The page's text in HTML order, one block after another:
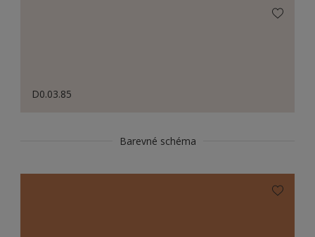
D0.03.85
Barevné schéma